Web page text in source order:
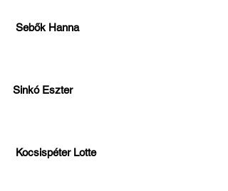
Sebők Hanna
Sinkó Eszter
Kocsispéter Lotte